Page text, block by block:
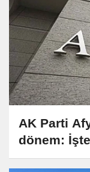
AK Parti
dönem: